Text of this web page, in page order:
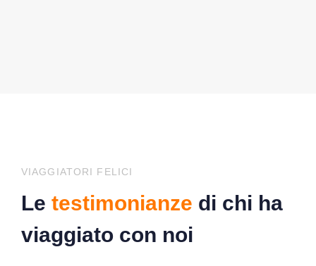
VIAGGIATORI FELICI
Le testimonianze di chi ha
viaggiato con noi